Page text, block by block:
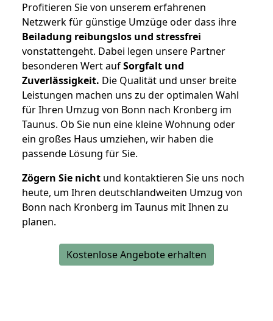
Profitieren Sie von unserem erfahrenen
Netzwerk für günstige Umzüge oder dass ihre
Beiladung reibungslos und stressfrei
vonstattengeht. Dabei legen unsere Partner
besonderen Wert aufSorgfalt und
Zuverlässigkeit. Die Qualität und unser breite
Leistungen machen uns zu der optimalen Wahl
für Ihren Umzug von Bonn nach Kronberg im
Taunus. Ob Sie nun eine kleine Wohnung oder
ein großes Haus umziehen, wir haben die
passende Lösung für Sie.
Zögern Sie nicht und kontaktieren Sie uns noch
heute, um Ihren deutschlandweiten Umzug von
Bonn nach Kronberg im Taunus mit Ihnen zu
planen.
Kostenlose Angebote erhalten